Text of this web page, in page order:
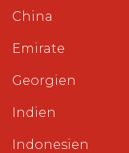
China
Emirate
Georgien
Indien
Indonesien